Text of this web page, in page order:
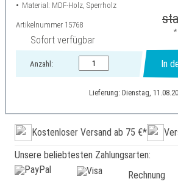
Material: MDF-Holz, Sperrholz
Artikelnummer 15768
Sofort verfügbar
*
Anzahl: In
Lieferung: Dienstag,
Kostenloser Versand ab 75 €*
Unsere beliebtesten Zahlungsarten:
Rechnung